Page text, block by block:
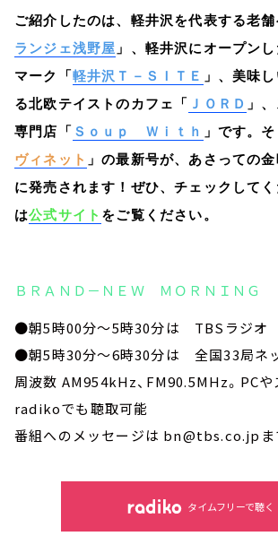
ご紹介したのは、軽井沢を代表する老
ランジェ浅野屋 」、軽井沢にオープン
マーク「軽井沢Ｔ－ＳＩＴＥ
」、美味
る北欧テイストのカフェ「 ＪＯＲＤ 」
専門店「 Ｓｏｕｐ Ｗｉｔｈ 」です。
ヴィネット 」の最新号が、あさっての
に発売されます！ぜひ、チェックしてく
は公式サイト をご覧ください。
ＢＲＡＮＤ－ＮＥＷ ＭＯＲＮＩＮＧ
●朝5時00分～5時30分は TBSラジオ
●朝5時30分～6時30分は 全国33局ネ
周波数 AM954kHz、FM90.5MHz。PCや
radikoでも聴取可能
番組へのメッセージは bn@tbs.co.jpま
タイムフリーで聴く